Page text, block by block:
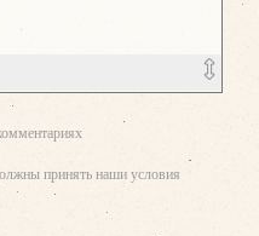
принять наши условия